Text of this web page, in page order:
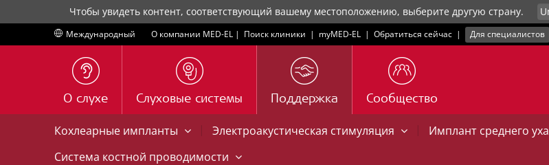
Чтобы увидеть контент, соответствующий вашему местоположению, выберите другую страну.
Международный О компании MED-EL | Поиск клиники | myMED‑EL | Обратиться сейчас | Для специалистов
О слухе Слуховые системы Поддержка Сообщество
Кохлеарные импланты | Электроакустическая стимуляция | Имплант среднего уха
Система костной проводимости